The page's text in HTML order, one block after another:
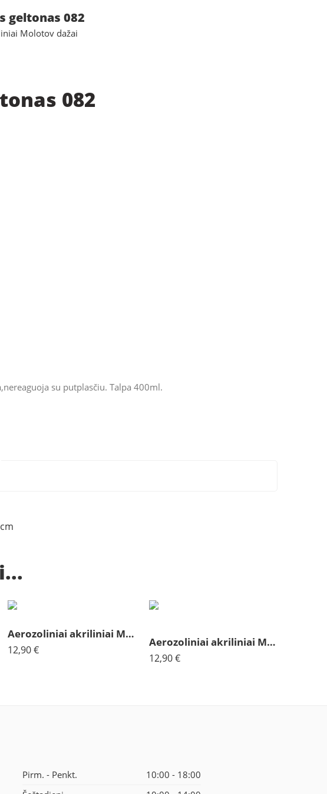
082
Molotov dažai
082
su putplasčiu. Talpa 400ml.
Aerozoliniai akriliniai Molotov dramblio kaulo 167
12,90€
Aerozoliniai akriliniai Molotov dangaus mėlyna 212
12,90€
Pirm. - Penkt.
10:00 - 18:00